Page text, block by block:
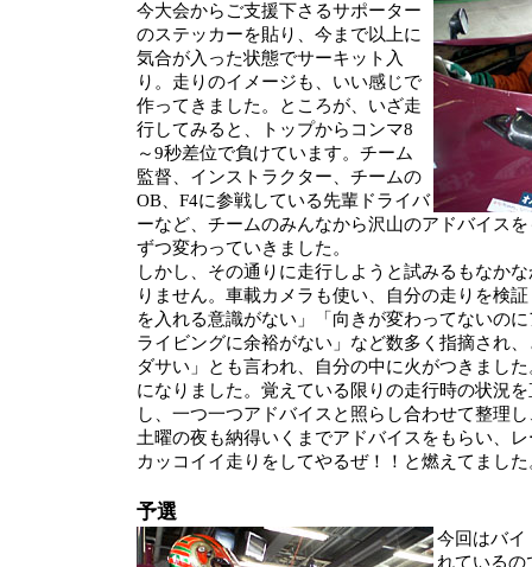
今大会からご支援下さるサポーター
のステッカーを貼り、今まで以上に
気合が入った状態でサーキット入
り。走りのイメージも、いい感じで
作ってきました。ところが、いざ走
行してみると、トップからコンマ8
～9秒差位で負けています。チーム
監督、インストラクター、チームの
OB、F4に参戦している先輩ドライバ
ーなど、チームのみんなから沢山のアドバイス
ずつ変わっていきました。
しかし、その通りに走行しようと試みるもなか
りません。車載カメラも使い、自分の走りを検
を入れる意識がない」「向きが変わってないの
ライビングに余裕がない」など数多く指摘され
ダサい」とも言われ、自分の中に火がつきまし
になりました。覚えている限りの走行時の状況
し、一つ一つアドバイスと照らし合わせて整理
土曜の夜も納得いくまでアドバイスをもらい、
カッコイイ走りをしてやるぜ！！と燃えてました
予選
今回はバイ
れているの